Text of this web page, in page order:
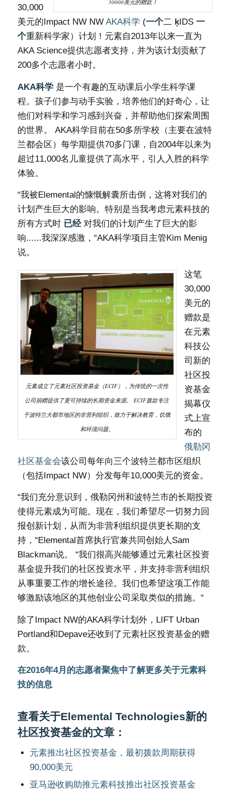
30000美元的赠款！
30,000
美元的Impact NW NW AKA科学 (一个二 ķIDS 一
个重新科学家）计划！元素自2013年以来一直为
AKA Science提供志愿者支持，并为该计划贡献了
200多个志愿者小时。
AKA科学是一个有趣的互动课后小学生科学课
程。孩子们参与动手实验，培养他们的好奇心，让
他们对科学和学习感到兴奋，并帮助他们探索周围
的世界。 AKA科学目前在50多所学校（主要在波特
兰都会区）每学期提供70多门课，自2004年以来为
超过11,000名儿童提供了高水平，引人入胜的科学
体验。
“我被Elemental的慷慨解囊所击倒，这将对我们的
计划产生巨大的影响。特别是当我考虑元素科技的
所有方式时 已经 对我们的计划产生了巨大的影
响......我深深感激，“AKA科学项目主管Kim Menig
说。
元素成立了元素社区投资基金（ECIF），为传统的一次性
公司捐赠提供了更可持续的长期资金来源。 ECIF拨款专注
于波特兰大都市地区的非营利组织，致力于解决教育，饥饿
和环境问题。
这笔
30,000
美元的
赠款是
在元素
科技公
司新的
社区投
资基金
揭幕仪
式上宣
布的
俄勒冈
社区基金会该公司每年向三个波特兰都市区组织
（包括Impact NW）分发每年10,000美元的资金。
“我们充分意识到，俄勒冈州和波特兰市的长期投资
使得元素成为可能。现在，我们希望尽一切努力回
报创新计划，从而为非营利组织提供更长期的支
持，“Elemental首席执行官兼共同创始人Sam
Blackman说。 “我们很高兴能够通过元素社区投资
基金提升我们的社区投资水平，并支持非营利组织
从事重要工作的增长途径。我们也希望这项工作能
够激励该地区的其他创业公司采取类似的措施。“
除了Impact NW的AKA科学计划外，LIFT Urban
Portland和Depave还收到了元素社区投资基金的赠
款。
在2016年4月的志愿者聚焦中了解更多关于元素科
技的信息
查看关于Elemental Technologies新的
社区投资基金的文章：
元素推出社区投资基金，最初拨款周期获得
90,000美元
亚马逊收购助推元素科技推出社区投资基金